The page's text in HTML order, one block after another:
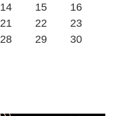
14 15
16
21 22
23
28 29
30